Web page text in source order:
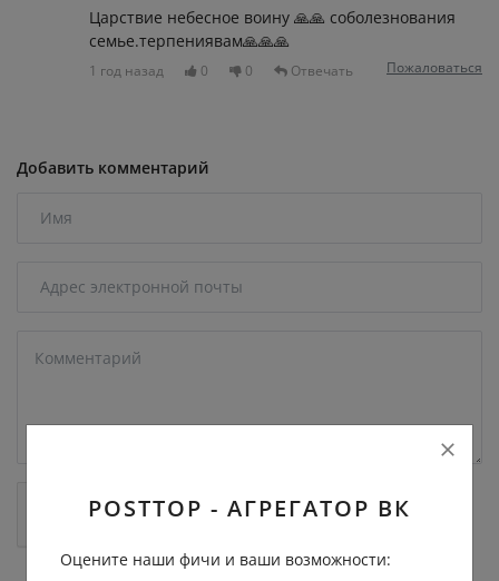
Царствие небесное воину 🙏🙏 соболезнования
семье.терпениявам🙏🙏🙏
1 год назад 0 0 Отвечать Пожаловаться
Добавить комментарий
POSTTOP - АГРЕГАТОР ВК
Оцените наши фичи и ваши возможности: